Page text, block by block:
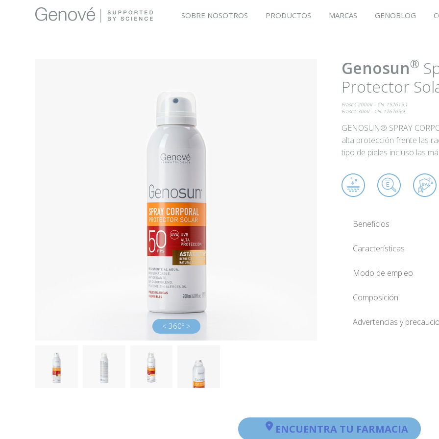
SOBRE NOSOTROS PRODUCTOS MARCAS GENOBLOG
< 360º >
Genosun®
Protector
Frasco 200ml – CN: 152615.1
Frasco 30ml – CN: 176705.9
GENOSUN® SPRAY
alta protección frente las
tipo de pieles incluso las
Beneficios
Características
Modo de empleo
Composición
Advertencias y
ENCUENTRA TU FARMACIA